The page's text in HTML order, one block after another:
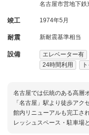
名古屋市営地下
竣工 1974年5月
耐震 新耐震基準相当
設備 エレベーター有
24時間利用
名古屋では伝統のある高層
「名古屋」駅より徒歩アク
館内リニューアルも完工さ
レッシュスペース・駐車場